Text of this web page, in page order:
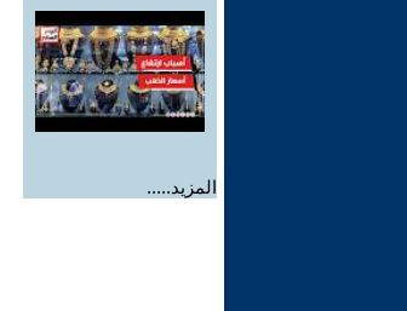
المزيد.....